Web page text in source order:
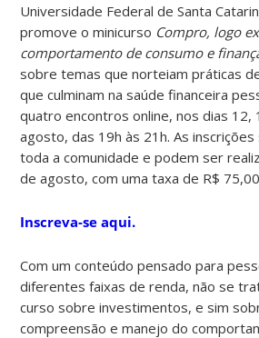
Universidade Federal de Santa
promove o minicurso Compro, logo
comportamento de consumo e
sobre temas que norteiam práticas
que culminam na saúde financeira
quatro encontros online, nos dias 12,
agosto, das 19h às 21h. As
toda a comunidade e podem ser
de agosto, com uma taxa de R$
Inscreva-se aqui.
Com um conteúdo pensado para
diferentes faixas de renda, não se
curso sobre investimentos, e sim
compreensão e manejo do